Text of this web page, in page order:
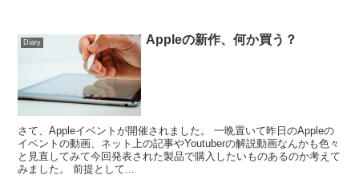
Diary Appleの新作、何か買う？
さて、Appleイベントが開催されました。 一晩置いて昨日のAppleの
イベントの動画、ネット上の記事やYoutuberの解説動画なんかも色々
と見直してみて今回発表された製品で購入したいものあるのか考えて
みました。 前提として...